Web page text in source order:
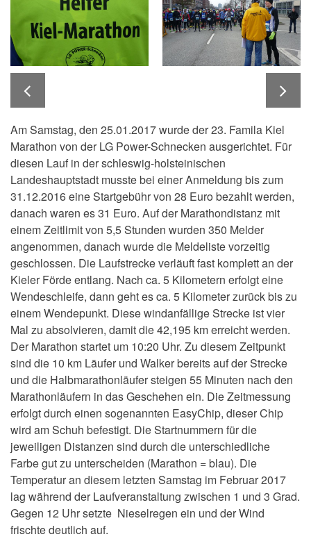
Am Samstag, den 25.01.2017 wurde der 23. Famila Kiel
Marathon von der LG Power-Schnecken ausgerichtet. Für
diesen Lauf in der schleswig-holsteinischen
Landeshauptstadt musste bei einer Anmeldung bis zum
31.12.2016 eine Startgebühr von 28 Euro bezahlt werden,
danach waren es 31 Euro. Auf der Marathondistanz mit
einem Zeitlimit von 5,5 Stunden wurden 350 Melder
angenommen, danach wurde die Meldeliste vorzeitig
geschlossen. Die Laufstrecke verläuft fast komplett an der
Kieler Förde entlang. Nach ca. 5 Kilometern erfolgt eine
Wendeschleife, dann geht es ca. 5 Kilometer zurück bis zu
einem Wendepunkt. Diese windanfällige Strecke ist vier
Mal zu absolvieren, damit die 42,195 km erreicht werden.
Der Marathon startet um 10:20 Uhr. Zu diesem Zeitpunkt
sind die 10 km Läufer und Walker bereits auf der Strecke
und die Halbmarathonläufer steigen 55 Minuten nach den
Marathonläufern in das Geschehen ein. Die Zeitmessung
erfolgt durch einen sogenannten EasyChip, dieser Chip
wird am Schuh befestigt. Die Startnummern für die
jeweiligen Distanzen sind durch die unterschiedliche
Farbe gut zu unterscheiden (Marathon = blau). Die
Temperatur an diesem letzten Samstag im Februar 2017
lag während der Laufveranstaltung zwischen 1 und 3 Grad.
Gegen 12 Uhr setzte Nieselregen ein und der Wind
frischte deutlich auf.